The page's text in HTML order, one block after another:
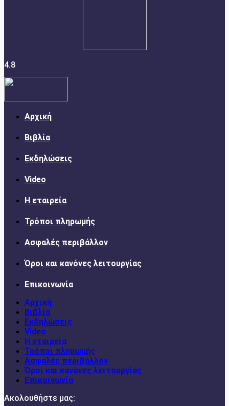
4.8
Αρχική
Βιβλία
Εκδηλώσεις
Video
Η εταιρεία
Τρόποι πληρωμής
Ασφαλές περιβάλλον
Όροι και κανόνες λειτουργίας
Επικοινωνία
Αρχική
Βιβλία
Εκδηλώσεις
Video
Η εταιρεία
Τρόποι πληρωμής
Ασφαλές περιβάλλον
Όροι και κανόνες λειτουργίας
Επικοινωνία
Ακολουθήστε μας: